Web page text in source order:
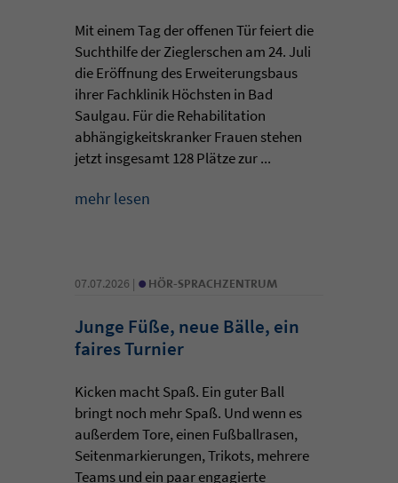
Mit einem Tag der offenen Tür feiert die
Suchthilfe der Zieglerschen am 24. Juli
die Eröffnung des Erweiterungsbaus
ihrer Fachklinik Höchsten in Bad
Saulgau. Für die Rehabilitation
abhängigkeitskranker Frauen stehen
jetzt insgesamt 128 Plätze zur ...
mehr lesen
07.07.2026 | • HÖR-SPRACHZENTRUM
Junge Füße, neue Bälle, ein
faires Turnier
Kicken macht Spaß. Ein guter Ball
bringt noch mehr Spaß. Und wenn es
außerdem Tore, einen Fußballrasen,
Seitenmarkierungen, Trikots, mehrere
Teams und ein paar engagierte